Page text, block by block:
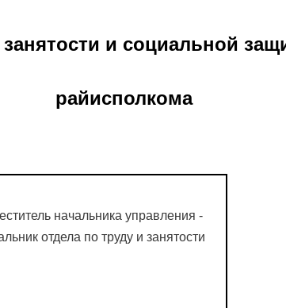
и социальной
райисполкома
начальника управления -
отдела по труду и занятости